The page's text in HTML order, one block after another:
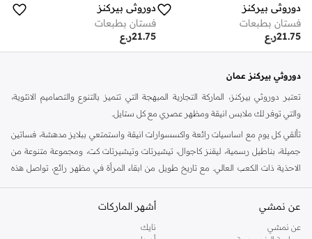
دوروثي بيركنز
فستان بطبعات
ر.ع21.75
دوروثي بيركنز
فستان بطبعات
ر.ع21.75
دوروثي بيركنز عمان
تعتبر دوروثي بيركنز، الماركة التجارية المبهجة التي تتميز بالتنوع والتصاميم الانثوية،
والتي توفر لك ملابس انيقة ومظهر عصري مع كل ستايل.
تألقي كل يوم مع اساسيات رائعة واكسسوارات انيقة واستمتعي ببلايز مدهشة، فساتين
جميلة، بناطيل رسمية، ليقنز كاجوال، تيشيرتات وتيشيرتات كت، ومجموعة متنوعة من
الاحذية ذات الكعب العالي. مع تاريخ طويل من ابقاء المرأة في مظهر رائع، تواصل هذه
كنت تقومين بتجديد خزانة ملابسك الملائمة للعمل، البحث عن فستان مثالي للحفلات او
اليه.
عن نمشي
عن نمشي
أشهر الماركات
نايك